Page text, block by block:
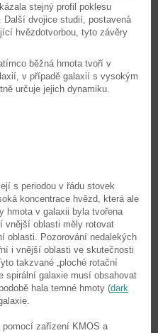
stejný profil poklesu
Další dvojice studií, postavená
hvězdotvorbou, tyto závěry
běžná hmota tvoří v
v případě galaxií s vysokým
určuje jejich dynamiku.
s periodou v řádu stovek
koncentrace hvězd, která ale
hmota v galaxii byla tvořena
vnější oblasti měly rotovat
oblasti. Pozorování nedalekých
i vnější oblasti ve skutečnosti
takzvané „ploché rotační
spirální galaxie musí obsahovat
hala temné hmoty (dark
galaxie.
zařízení KMOS a